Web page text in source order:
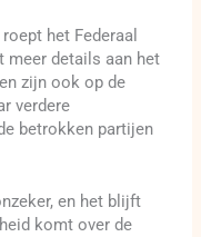
het Federaal
meer details aan het
zijn ook op de
verdere
betrokken partijen
en het blijft
komt over de